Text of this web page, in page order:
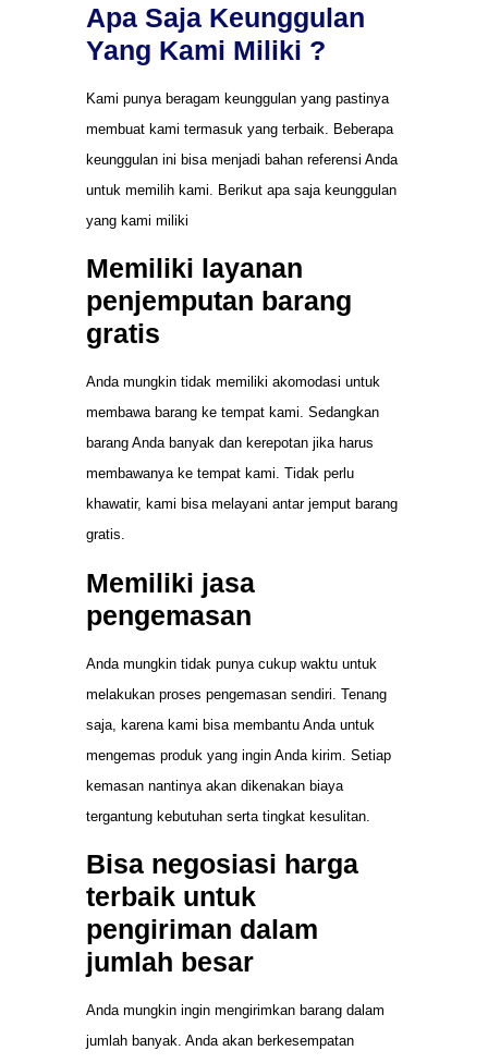
Apa Saja Keunggulan
Yang Kami Miliki ?
Kami punya beragam keunggulan yang pastinya
membuat kami termasuk yang terbaik. Beberapa
keunggulan ini bisa menjadi bahan referensi Anda
untuk memilih kami. Berikut apa saja keunggulan
yang kami miliki
Memiliki layanan
penjemputan barang
gratis
Anda mungkin tidak memiliki akomodasi untuk
membawa barang ke tempat kami. Sedangkan
barang Anda banyak dan kerepotan jika harus
membawanya ke tempat kami. Tidak perlu
khawatir, kami bisa melayani antar jemput barang
gratis.
Memiliki jasa
pengemasan
Anda mungkin tidak punya cukup waktu untuk
melakukan proses pengemasan sendiri. Tenang
saja, karena kami bisa membantu Anda untuk
mengemas produk yang ingin Anda kirim. Setiap
kemasan nantinya akan dikenakan biaya
tergantung kebutuhan serta tingkat kesulitan.
Bisa negosiasi harga
terbaik untuk
pengiriman dalam
jumlah besar
Anda mungkin ingin mengirimkan barang dalam
jumlah banyak. Anda akan berkesempatan